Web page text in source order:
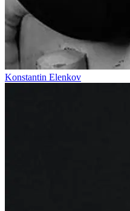
Konstantin Elenkov